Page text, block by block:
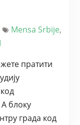
Mensa Srbije,
пратити
блоку
града код